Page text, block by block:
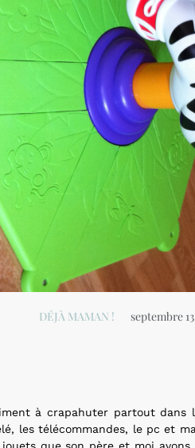
DÉJÀ MAMAN ! septembre
à crapahuter partout dans
les télécommandes, le pc et